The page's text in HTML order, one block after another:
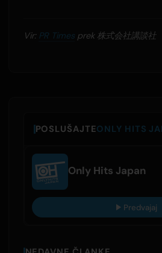
Vir: PR Timesprek 株式会社講談社
POSLUŠAJTEONLY HITS
Only Hits Japan
Predvajaj